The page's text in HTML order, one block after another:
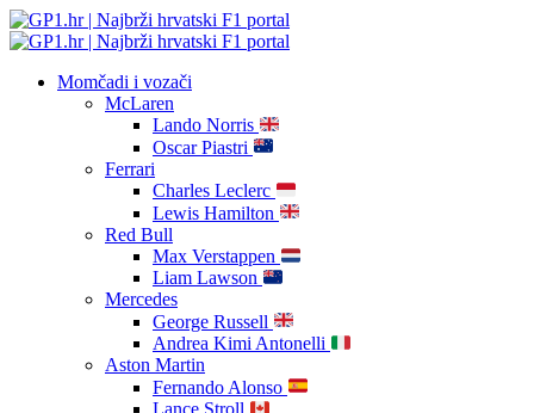
Momčadi i vozači
McLaren
Lando Norris
Oscar Piastri
Ferrari
Charles Leclerc
Lewis Hamilton
Red Bull
Max Verstappen
Liam Lawson
Mercedes
George Russell
Andrea Kimi Antonelli
Aston Martin
Fernando Alonso
Lance Stroll